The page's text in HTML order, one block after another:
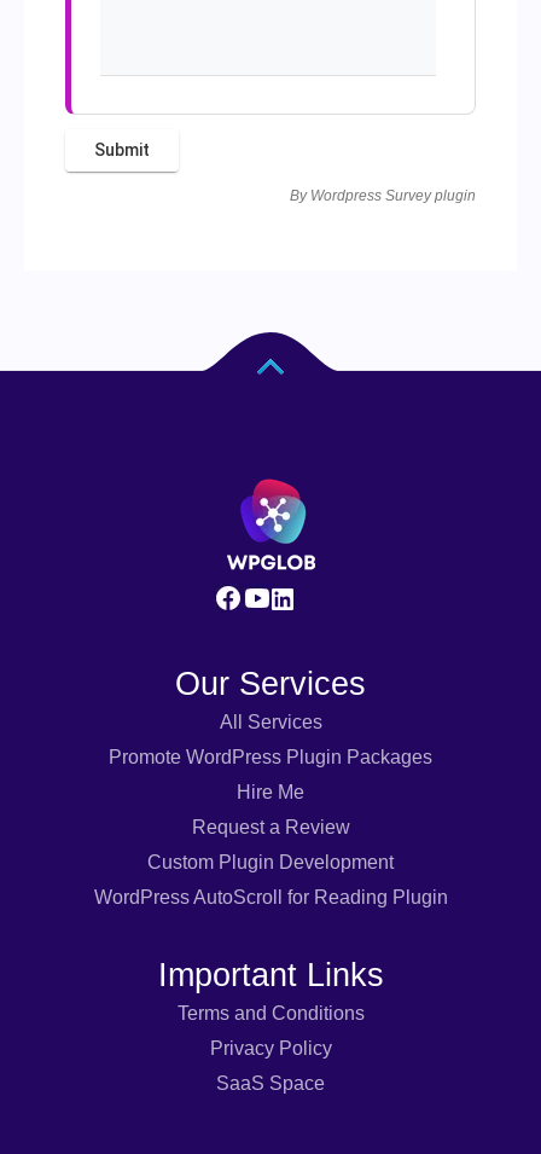
By Wordpress Survey plugin
Our Services
All Services
Promote WordPress Plugin Packages
Hire Me
Request a Review
Custom Plugin Development
WordPress AutoScroll for Reading Plugin
Important Links
Terms and Conditions
Privacy Policy
SaaS Space